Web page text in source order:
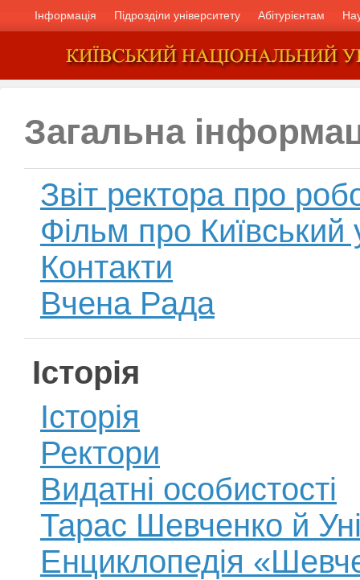
Інформація Підрозділи університету Абітурієнтам
Загальна
Звіт ректора про
Фільм про Київський
Контакти
Вчена Рада
Історія
Історія
Ректори
Видатні особистості
Тарас Шевченко й
Енциклопедія